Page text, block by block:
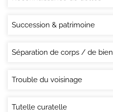
Succession & patrimoine
Séparation de corps / de bien
Trouble du voisinage
Tutelle curatelle